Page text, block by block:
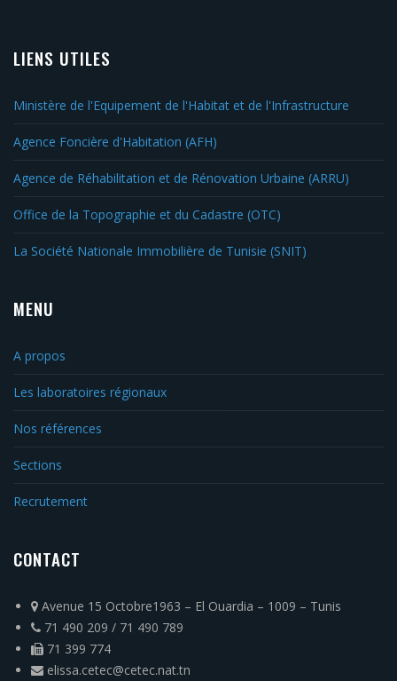
LIENS UTILES
Ministère de l'Equipement de l'Habitat et de l'Infrastructure
Agence Foncière d'Habitation (AFH)
Agence de Réhabilitation et de Rénovation Urbaine (ARRU)
Office de la Topographie et du Cadastre (OTC)
La Société Nationale Immobilière de Tunisie (SNIT)
MENU
A propos
Les laboratoires régionaux
Nos références
Sections
Recrutement
CONTACT
Avenue 15 Octobre1963 – El Ouardia – 1009 – Tunis
71 490 209 / 71 490 789
71 399 774
elissa.cetec@cetec.nat.tn